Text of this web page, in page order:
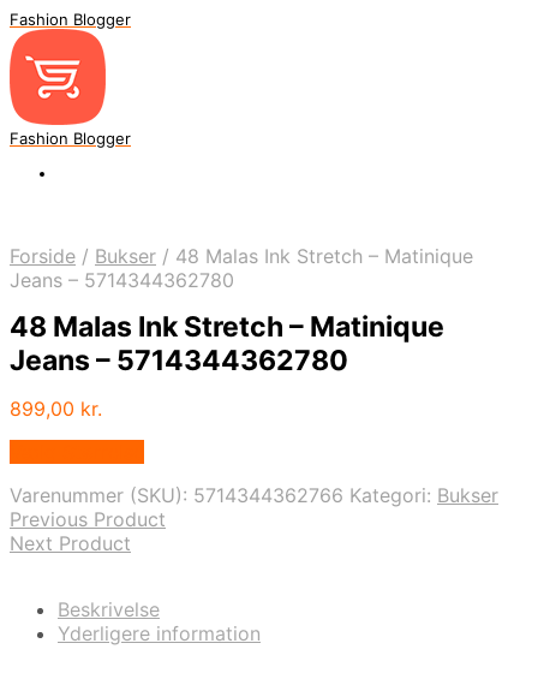
Fashion Blogger
Fashion Blogger
Forside / Bukser / 48 Malas Ink Stretch – Matinique
Jeans – 5714344362780
48 Malas Ink Stretch – Matinique
Jeans – 5714344362780
899,00 kr.
Varenummer (SKU): 5714344362766 Kategori: Bukser
Previous Product
Next Product
Beskrivelse
Yderligere information